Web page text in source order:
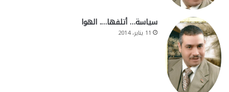
سياسة… أتلفها…. الهوا
11 يناير، 2014